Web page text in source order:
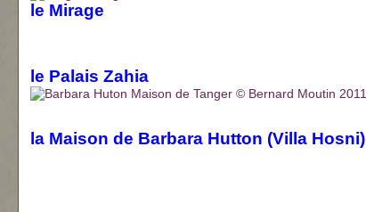
le Mirage
le Palais Zahia
la Maison de Barbara Hutton (Villa Hosni)